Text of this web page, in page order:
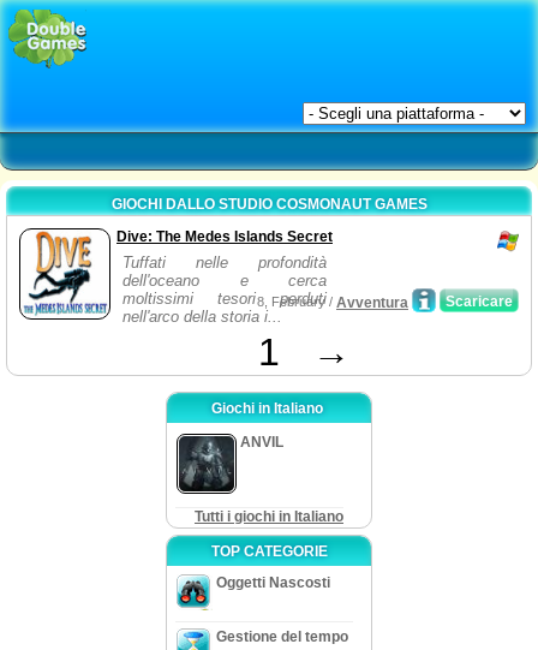
GIOCHI DALLO STUDIO COSMONAUT GAMES
Dive: The Medes Islands Secret
Tuffati nelle profondità
dell'oceano e cerca
moltissimi tesori perduti
nell'arco della storia i...
Scaricare
8, February / Avventura
1 →
Giochi in Italiano
ANVIL
Tutti i giochi in Italiano
TOP CATEGORIE
Oggetti Nascosti
Gestione del tempo